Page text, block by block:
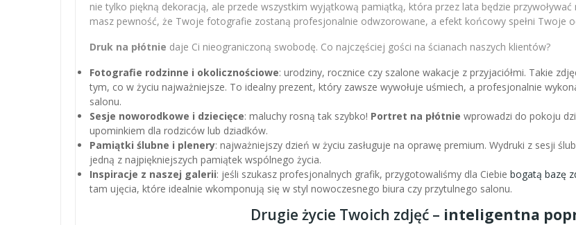
nie tylko piękną dekoracją, ale przede wszystkim wyjątkową pamiątką, która przez lata będzie
masz pewność, że Twoje fotografie zostaną profesjonalnie odwzorowane, a efekt końcowy spełni Twoje
Druk na płótnie daje Ci nieograniczoną swobodę. Co najczęściej gości na ścianach naszych klientów?
Fotografie rodzinne i okolicznościowe: urodziny, rocznice czy szalone wakacje z przyjaciółmi. Takie
tym, co w życiu najważniejsze. To idealny prezent, który zawsze wywołuje uśmiech, a profesjonalnie
salonu.
Sesje noworodkowe i dziecięce: maluchy rosną tak szybko! Portret na płótnie wprowadzi do pokoju
upominkiem dla rodziców lub dziadków.
Pamiątki ślubne i plenery: najważniejszy dzień w życiu zasługuje na oprawę premium. Wydruki z sesji
jedną z najpiękniejszych pamiątek wspólnego życia.
Inspiracje z naszej galerii: jeśli szukasz profesjonalnych grafik, przygotowaliśmy dla Ciebie bogatą bazę
tam ujęcia, które idealnie wkomponują się w styl nowoczesnego biura czy przytulnego salonu.
Drugie życie Twoich zdjęć – inteligentna